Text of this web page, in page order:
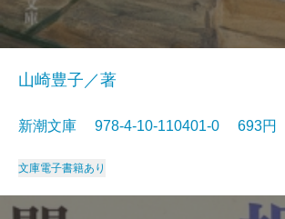
山崎豊子／著
新潮文庫 978-4-10-110401-0 693円
文庫電子書籍あり